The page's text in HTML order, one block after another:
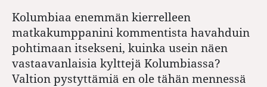
Kolumbiaa enemmän kierrelleen
matkakumppanini kommentista havahduin
pohtimaan itsekseni, kuinka usein näen
vastaavanlaisia kylttejä Kolumbiassa?
Valtion pystyttämiä en ole tähän mennessä